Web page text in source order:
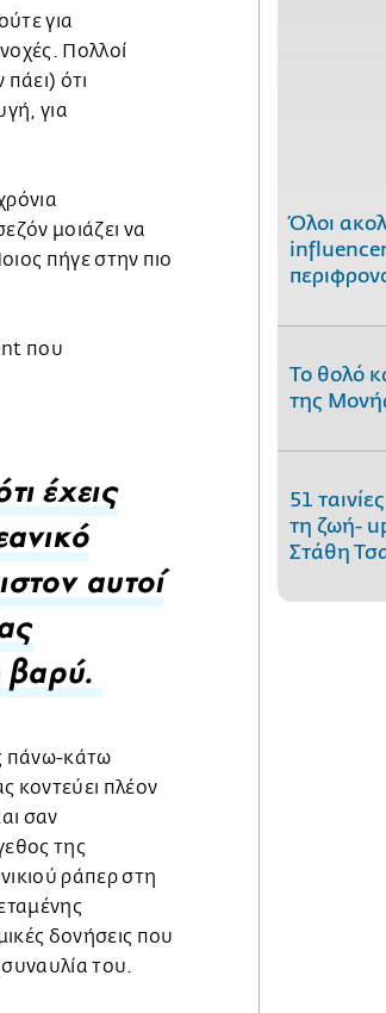
για
Πολλοί
ότι
για
μοιάζει να
πήγε στην πιο
που
έχεις
αυτοί
βαρύ.
πάνω-κάτω
κοντεύει πλέον
σαν
της
ράπερ στη
δονήσεις που
του.
Όλοι
Το θολό
της
51
τη ζωή-
Στάθη